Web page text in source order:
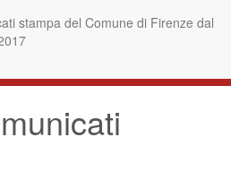
stampa del Comune di Firenze dal